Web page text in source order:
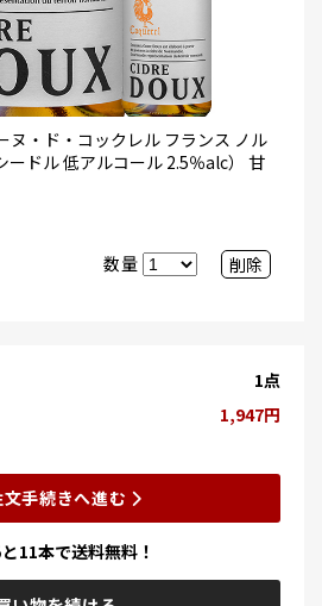
ヌ・ド・コックレル フランス ノル
ードル 低アルコール 2.5％alc） 甘
数量
削除
1点
1,947円
文手続きへ進む
11本で送料無料！